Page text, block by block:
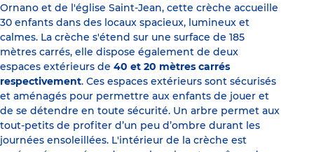
Ornano et de l'église Saint-Jean, cette crèche accueille
30 enfants dans des locaux spacieux, lumineux et
calmes. La crèche s'étend sur une surface de 185
mètres carrés, elle dispose également de deux
espaces extérieurs de 40 et 20 mètres carrés
respectivement. Ces espaces extérieurs sont sécurisés
et aménagés pour permettre aux enfants de jouer et
de se détendre en toute sécurité. Un arbre permet aux
tout-petits de profiter d’un peu d’ombre durant les
journées ensoleillées. L'intérieur de la crèche est